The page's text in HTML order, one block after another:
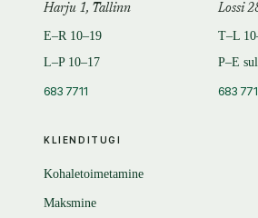
KLIENDITUGI
Kohaletoimetamine
Maksmine
Harju 1, Tallinn
E–R 10–19
L–P 10–17
683 7711
Lossi
T–L
P–E
683